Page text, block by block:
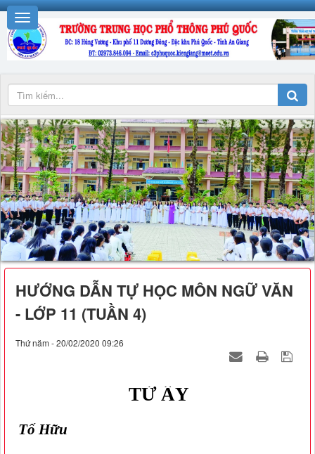
HƯỚNG DẪN TỰ HỌC MÔN NGỮ VĂN
- LỚP 11 (TUẦN 4)
Thứ năm - 20/02/2020 09:26
TỪ ẤY
Tố Hữu